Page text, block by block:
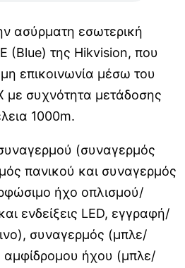
ασύρματη εσωτερική
(Blue) της Hikvision, που
επικοινωνία μέσω του
συχνότητα μετάδοσης
1000m.
(συναγερμός
πανικού και συναγερμός
ήχο οπλισμού/
ενδείξεις LED, εγγραφή/
συναγερμός (μπλε/
αμφίδρομου ήχου (μπλε/